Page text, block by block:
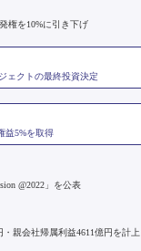
権を10%に引き下げ
ェクトの最終投資決定
益5%を取得
@2022」を公表
・親会社帰属利益4611億円を計上